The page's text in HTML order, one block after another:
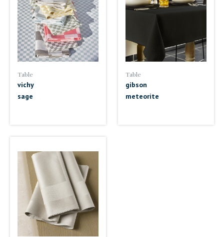
Table
vichy
sage
Table
gibson
meteorite